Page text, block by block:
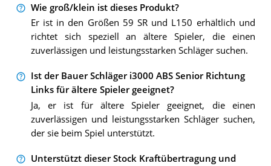
Wie groß/klein ist dieses Produkt?
Er ist in den Größen 59 SR und L150 erhältlich und
richtet sich speziell an ältere Spieler, die einen
zuverlässigen und leistungsstarken Schläger suchen.
Ist der Bauer Schläger i3000 ABS Senior Richtung
Links für ältere Spieler geeignet?
Ja, er ist für ältere Spieler geeignet, die einen
zuverlässigen und leistungsstarken Schläger suchen,
der sie beim Spiel unterstützt.
Unterstützt dieser Stock Kraftübertragung und